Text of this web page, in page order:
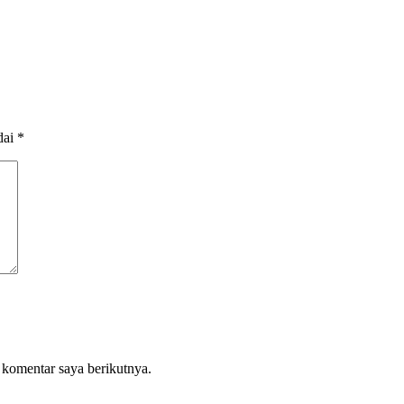
*
saya berikutnya.